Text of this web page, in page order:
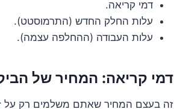
דמי קריאה.
עלות החלק החדש (התרמוסטט).
עלות העבודה (ההחלפה עצמה).
דמי קריאה: המחיר של
זה בעצם המחיר שאתם משלמים רק על